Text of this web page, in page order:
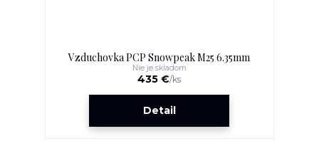
Vzduchovka PCP Snowpeak M25 6.35mm
435 €/ks
Nie je skladom
Detail